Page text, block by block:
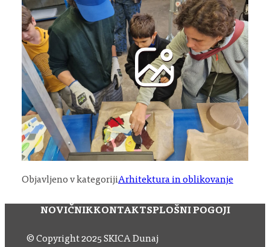
Objavljeno v kategorijiArhitektura in oblikovanje
NOVIČNIKKONTAKTSPLOŠNI POGOJI
© Copyright 2025 SKICA Dunaj